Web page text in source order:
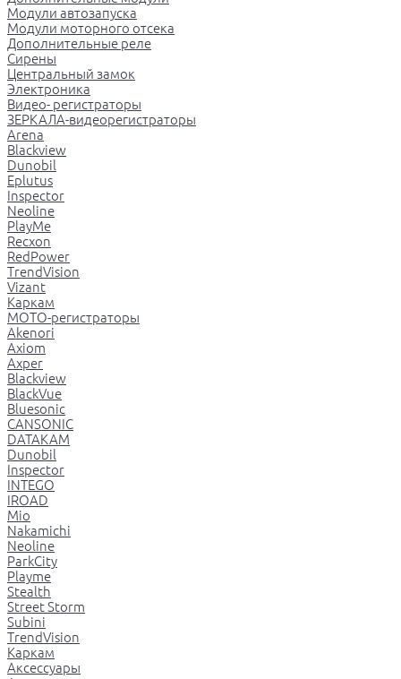
Модули автозапуска
Модули моторного отсека
Дополнительные реле
Сирены
Центральный замок
Электроника
Видео- регистраторы
ЗЕРКАЛА-видеорегистраторы
Arena
Blackview
Dunobil
Eplutus
Inspector
Neoline
PlayMe
Recxon
RedPower
TrendVision
Vizant
Каркам
МОТО-регистраторы
Akenori
Axiom
Axper
Blackview
BlackVue
Bluesonic
CANSONIC
DATAKAM
Dunobil
Inspector
INTEGO
IROAD
Mio
Nakamichi
Neoline
ParkCity
Playme
Stealth
Street Storm
Subini
TrendVision
Каркам
Аксессуары